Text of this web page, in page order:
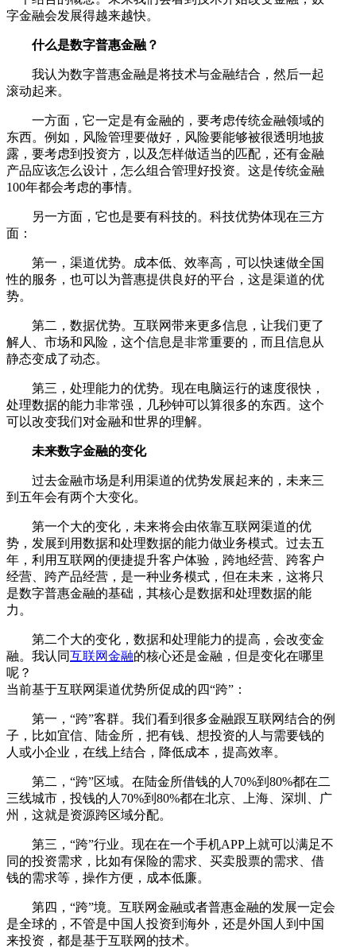
字金融会发展得越来越快。
什么是数字普惠金融？
我认为数字普惠金融是将技术与金融结合，然后一起
滚动起来。
一方面，它一定是有金融的，要考虑传统金融领域的
东西。例如，风险管理要做好，风险要能够被很透明地披
露，要考虑到投资方，以及怎样做适当的匹配，还有金融
产品应该怎么设计，怎么组合管理好投资。这是传统金融
100年都会考虑的事情。
另一方面，它也是要有科技的。科技优势体现在三方
面：
第一，渠道优势。成本低、效率高，可以快速做全国
性的服务，也可以为普惠提供良好的平台，这是渠道的优
势。
第二，数据优势。互联网带来更多信息，让我们更了
解人、市场和风险，这个信息是非常重要的，而且信息从
静态变成了动态。
第三，处理能力的优势。现在电脑运行的速度很快，
处理数据的能力非常强，几秒钟可以算很多的东西。这个
可以改变我们对金融和世界的理解。
未来数字金融的变化
过去金融市场是利用渠道的优势发展起来的，未来三
到五年会有两个大变化。
第一个大的变化，未来将会由依靠互联网渠道的优
势，发展到用数据和处理数据的能力做业务模式。过去五
年，利用互联网的便捷提升客户体验，跨地经营、跨客户
经营、跨产品经营，是一种业务模式，但在未来，这将只
是数字普惠金融的基础，其核心是数据和处理数据的能
力。
第二个大的变化，数据和处理能力的提高，会改变金
融。我认同互联网金融的核心还是金融，但是变化在哪里
呢？
当前基于互联网渠道优势所促成的四“跨”：
第一，“跨”客群。我们看到很多金融跟互联网结合的例
子，比如宜信、陆金所，把有钱、想投资的人与需要钱的
人或小企业，在线上结合，降低成本，提高效率。
第二，“跨”区域。在陆金所借钱的人70%到80%都在二
三线城市，投钱的人70%到80%都在北京、上海、深圳、广
州，这就是资源跨区域分配。
第三，“跨”行业。现在在一个手机APP上就可以满足不
同的投资需求，比如有保险的需求、买卖股票的需求、借
钱的需求等，操作方便，成本低廉。
第四，“跨”境。互联网金融或者普惠金融的发展一定会
是全球的，不管是中国人投资到海外，还是外国人到中国
来投资，都是基于互联网的技术。